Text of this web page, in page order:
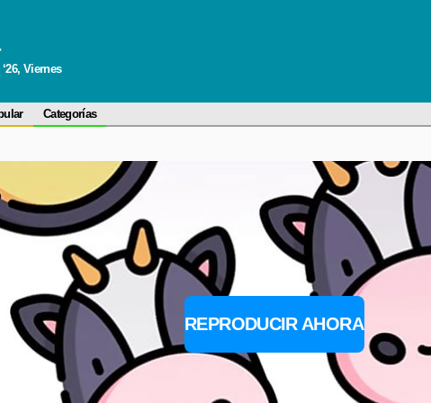
Viernes
Categorías
REPRODUCIR AHORA